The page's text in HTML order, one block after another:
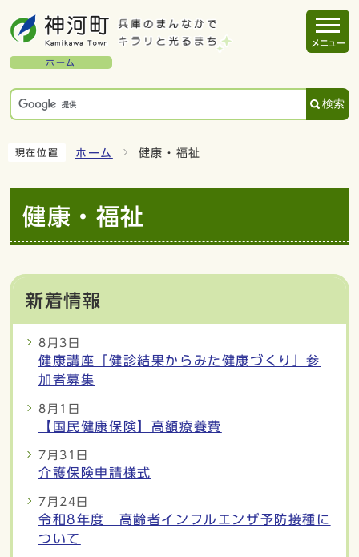
ホーム
検索
メニュー
現在位置 ホーム 健康・福祉
健康・福祉
新着情報
8月3日
健康講座「健診結果からみた健康づくり」参
加者募集
8月1日
【国民健康保険】高額療養費
7月31日
介護保険申請様式
7月24日
令和8年度 高齢者インフルエンザ予防接種に
ついて